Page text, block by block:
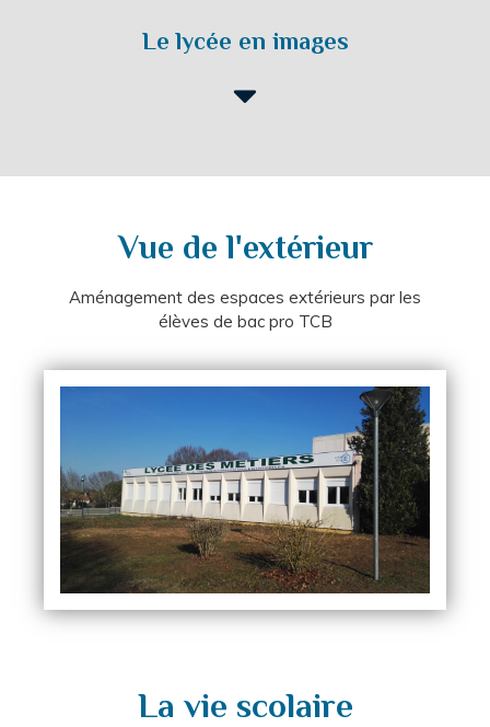
Le lycée en images
Vue de l'extérieur
Aménagement des espaces extérieurs par les
élèves de bac pro TCB
La vie scolaire